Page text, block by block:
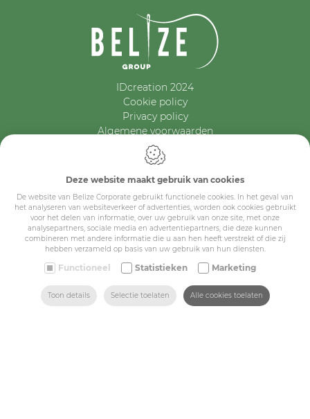
IDcreation 2024
Cookie policy
Privacy policy
Algemene voorwaarden
Belize Corporate
BE 0432.044.235
Sitemap
Corporate
Industry
Schools
Deze website maakt gebruik van cookies
De website van Belize Corporate gebruikt functionele cookies. In het geval van
het analyseren van websiteverkeer of advertenties, worden ook cookies gebruikt
voor het delen van informatie, over uw gebruik van onze site, met onze
analysepartners, sociale media en advertentiepartners, die deze kunnen
combineren met andere informatie die u aan hen heeft verstrekt of die zij
hebben verzameld op basis van uw gebruik van hun diensten.
Functioneel Statistieken Marketing
Toon details Selectie toelaten Alle cookies toelaten
ZOEKEN HOME MAIL ONS VIND ONS BEL ONS